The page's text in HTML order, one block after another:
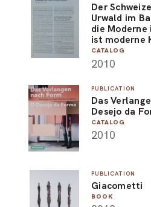
Der
Urwald im
die
ist moderne
CATALOG
2010
PUBLICATION
Das
Desejo da
CATALOG
2010
PUBLICATION
Giacometti
BOOK